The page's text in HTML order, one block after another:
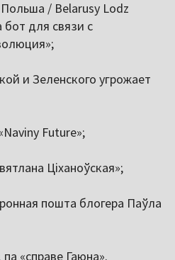
/ Belarusy Lodz
бот для связи с
и Зеленского угрожает
Future»;
Ціханоўская»;
пошта блогера Паўла
«справе Гаюна».